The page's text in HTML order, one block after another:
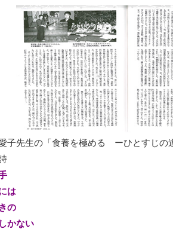
子先生の「食養を極める ーひとすじの
は
の
かない